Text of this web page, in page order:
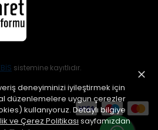
deneyiminizi iyileştirmek için
düzenlemelere uygun çerezler
kullanıyoruz. Detaylı bilgiye
ve Çerez Politikası sayfamızdan
sistemine kayıtlıdır.